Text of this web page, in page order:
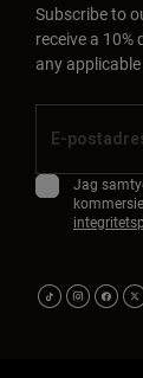
Subscribe to
receive a
any
Jag